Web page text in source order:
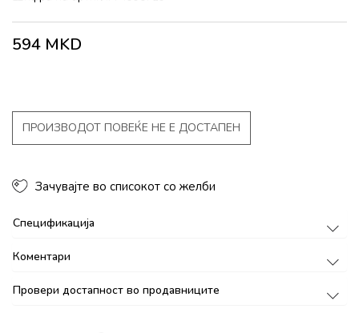
594 MKD
ПРОИЗВОДОТ ПОВЕЌЕ НЕ Е ДОСТАПЕН
Зачувајте во списокот со желби
Спецификација
Коментари
Провери достапност во продавниците